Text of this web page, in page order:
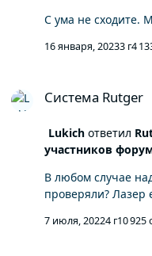
С ума не сходите.
16 января, 20233 г4
Система Rutger
Lukichответил
участников
В любом случае надо
проверяли? Лазер
7 июля, 20224 г10 925